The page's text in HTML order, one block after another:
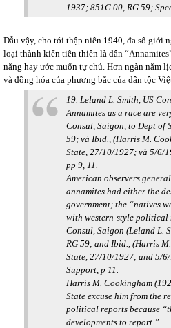
1937; 851G.00, RG 59;
Dẫu vậy, cho tới thập niên 1940, đa số giới
loại thành kiến tiên thiên là dân
năng hay ước muốn tự chủ. Hơn ngàn năm
và đồng hóa của phương bắc của dân tộc
19. Leland L. Smith, US
Annamites as a race are
Consul, Saigon, to Dept of
59; và Ibid., (Harris M.
State, 27/10/1927; và 5/6/
pp 9, 11.
American observers
annamites had either the
government; the “natives
with western-style
Consul, Saigon (Leland L.
RG 59; and Ibid., (Harris
State, 27/10/1927; and 5/
Support, p 11.
Harris M. Cookingham
State excuse him from the
political reports because
developments to report.”